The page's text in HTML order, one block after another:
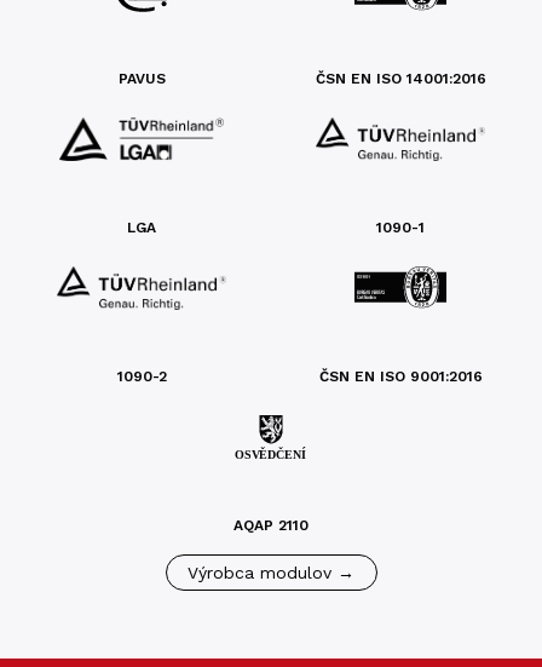
PAVUS ČSN EN ISO 14001:2016
LGA 1090-1
1090-2 ČSN EN ISO 9001:2016
AQAP 2110
Výrobca modulov →